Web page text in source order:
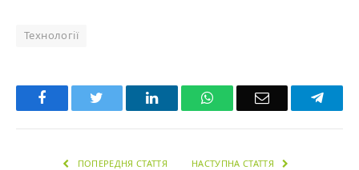
Технології
Facebook LinkedInWhatsAppEmail
ПОПЕРЕДНЯ СТАТТЯ НАСТУПНА СТАТТЯ